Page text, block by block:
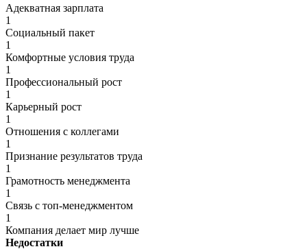
Адекватная зарплата
1
Социальный пакет
1
Комфортные условия труда
1
Профессиональный рост
1
Карьерный рост
1
Отношения с коллегами
1
Признание результатов труда
1
Грамотность менеджмента
1
Связь с топ-менеджментом
1
Компания делает мир лучше
Недостатки